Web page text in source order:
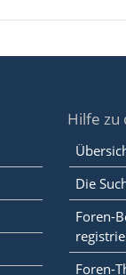
Hilfe zu
Die
Foren-
Foren-